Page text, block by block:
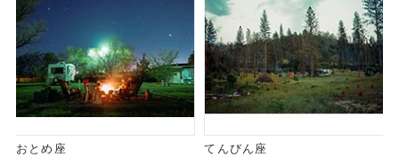
おとめ座 てんびん座